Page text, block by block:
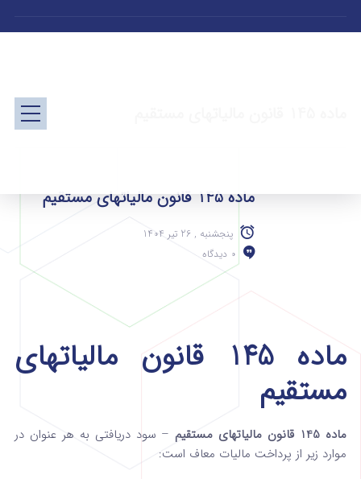
ماده 145 قانون مالیاتهای مستقیم
پنجشنبه , 26 تیر 1404
0 دیدگاه
ماده 145 قانون مالیاتهای
مستقیم
ماده 145 قانون مالیاتهای مستقیم
– سود دریافتی به هر عنوان در
موارد زیر از پرداخت مالیات معاف است: